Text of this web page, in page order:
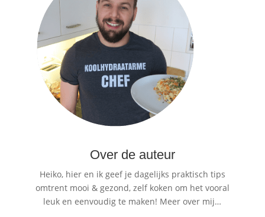
Over de auteur
Heiko, hier en ik geef je dagelijks praktisch tips
omtrent mooi & gezond, zelf koken om het vooral
leuk en eenvoudig te maken! Meer over mij…